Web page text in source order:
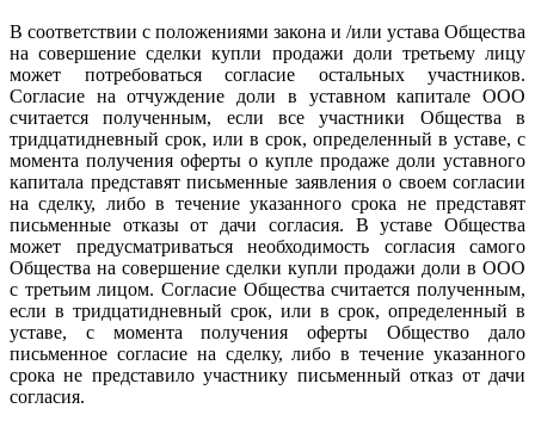
В соответствии с положениями закона и /или устава Общества
на совершение сделки купли продажи доли третьему лицу
может потребоваться согласие остальных участников.
Согласие на отчуждение доли в уставном капитале ООО
считается полученным, если все участники Общества в
тридцатидневный срок, или в срок, определенный в уставе, с
момента получения оферты о купле продаже доли уставного
капитала представят письменные заявления о своем согласии
на сделку, либо в течение указанного срока не представят
письменные отказы от дачи согласия. В уставе Общества
может предусматриваться необходимость согласия самого
Общества на совершение сделки купли продажи доли в ООО
с третьим лицом. Согласие Общества считается полученным,
если в тридцатидневный срок, или в срок, определенный в
уставе, с момента получения оферты Общество дало
письменное согласие на сделку, либо в течение указанного
срока не представило участнику письменный отказ от дачи
согласия.